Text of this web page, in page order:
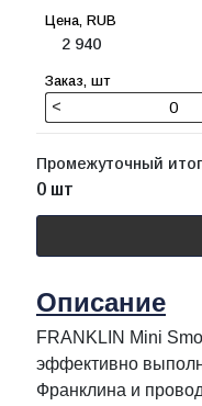
2 940
<
Промежуточный
0 шт
Описание
FRANKLIN Mini
эффективно
Франклина и